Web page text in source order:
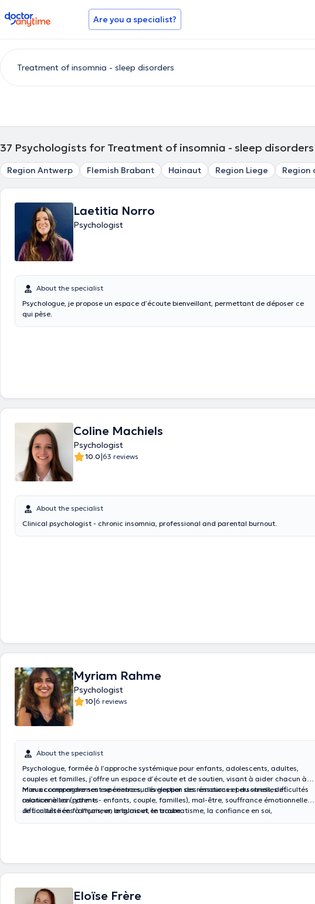
doctoranytime Are you a specialist?
37 Psychologists for Treatment of insomnia - sleep disorders
Region Antwerp Flemish Brabant Hainaut Region Liege Region
Laetitia Norro
Psychologist
About the specialist
Psychologue, je propose un espace d’écoute bienveillant, permettant de déposer ce
qui pèse.
Coline Machiels
Psychologist
10.0|63 reviews
About the specialist
Clinical psychologist - chronic insomnia, professional and parental burnout.
Myriam Rahme
Psychologist
10|6 reviews
About the specialist
Psychologue, formée à l’approche systémique pour enfants, adolescents, adultes,
couples et familles, j’offre un espace d’écoute et de soutien, visant à aider chacun à
mieux comprendre ses expériences, développer ses ressources personnelles et
avancer à son rythme.
Mon accompagnement se centre sur la gestion des émotions et du stress, difficultés
relationnelles (parents- enfants, couple, familles), mal-être, souffrance émotionnelle,
difficultés liées à l'humeur, le burnout, le traumatisme, la confiance en soi,
Je consulte en français, en anglais et en arabe.
Eloïse Frère